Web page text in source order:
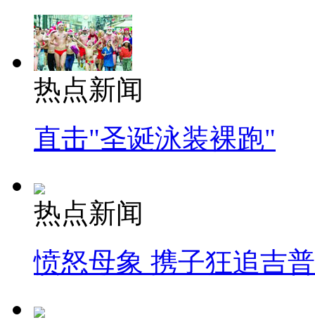
热点新闻
直击"圣诞泳装裸跑"
热点新闻
愤怒母象 携子狂追吉